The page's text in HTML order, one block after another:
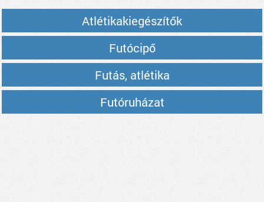
Atlétikakiegészítők
Futócipő
Futás, atlétika
Futóruházat